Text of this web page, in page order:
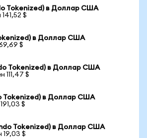
Tokenized) в Доллар США
$
в Доллар США
$
Tokenized) в Доллар США
111,47 $
Tokenized) в Доллар США
$
Tokenized) в Доллар США
19,03 $